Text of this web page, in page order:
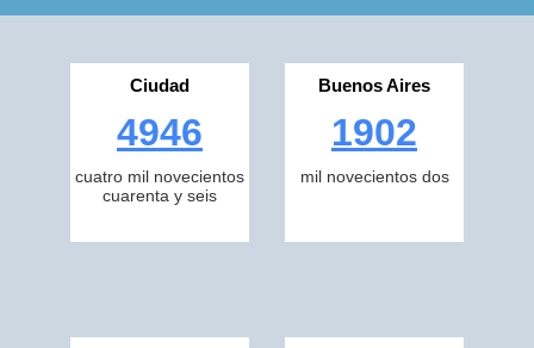
Ciudad
4946
cuatro mil novecientos
cuarenta y seis
Buenos Aires
1902
mil novecientos dos